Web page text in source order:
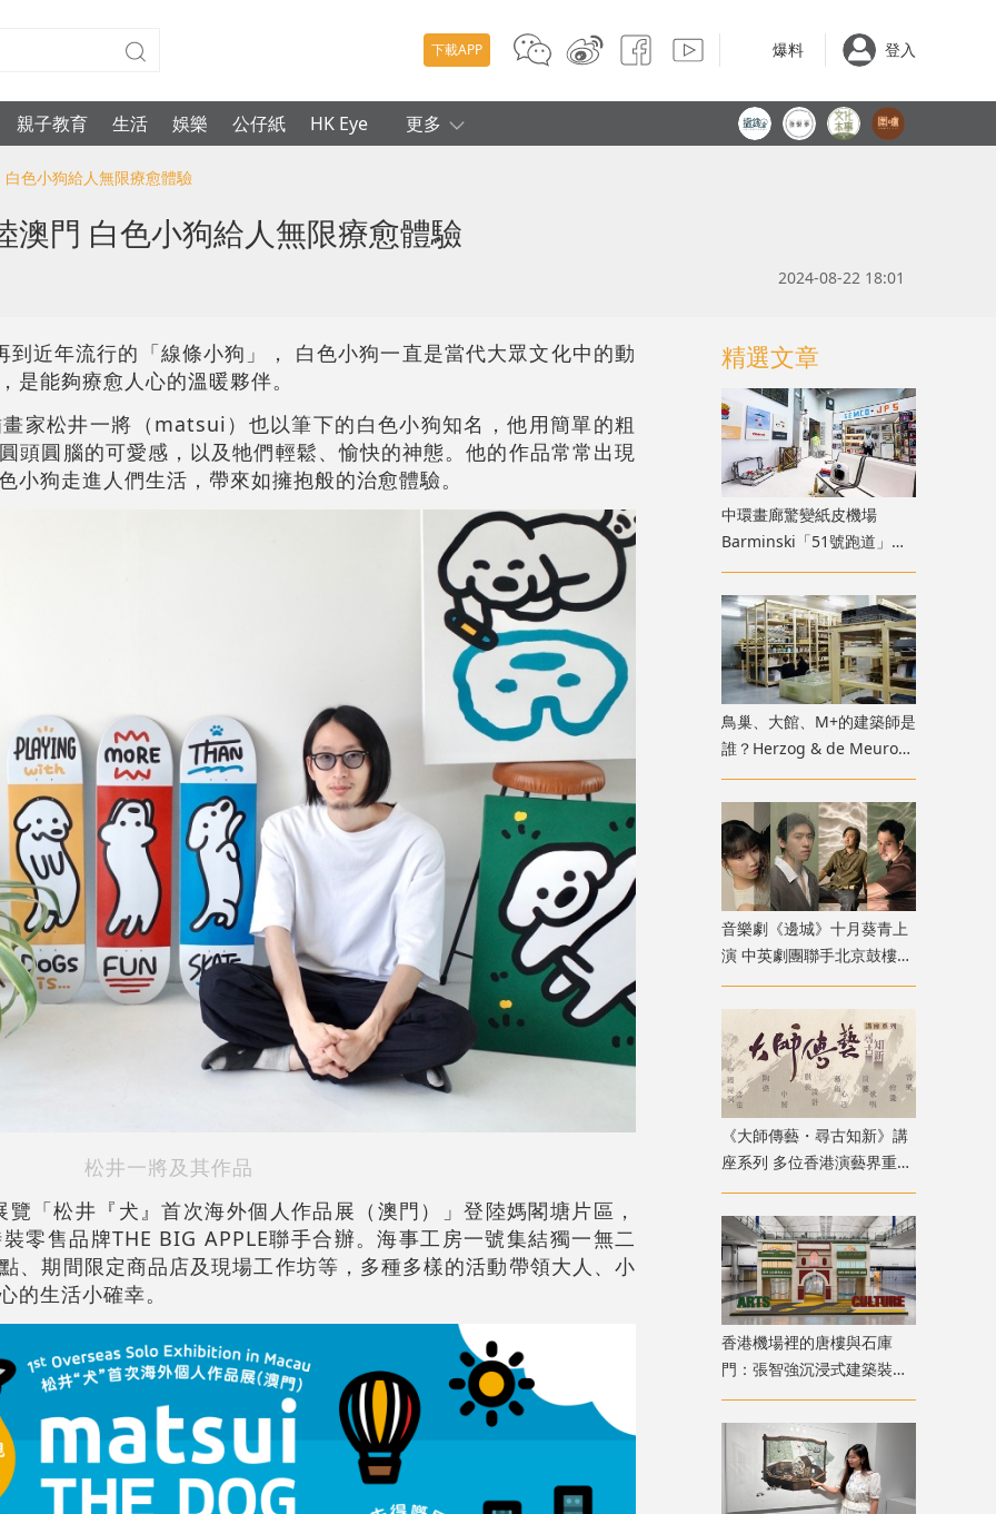
下載APP 爆料 登入
親子教育 生活 娛樂 公仔紙 HK Eye 更多
色小狗給人無限療愈體驗
門 白色小狗給人無限療愈體驗
2024-08-22 18:01
近年流行的「線條小狗」， 白色小狗一直是當代大眾文化中的動
是能夠療愈人心的溫暖夥伴。
家松井一將（matsui）也以筆下的白色小狗知名，他用簡單的粗
頭圓腦的可愛感，以及牠們輕鬆、愉快的神態。他的作品常常出現
小狗走進人們生活，帶來如擁抱般的治愈體驗。
松井一將及其作品
「松井『犬』首次海外個人作品展（澳門）」登陸媽閣塘片區，
零售品牌THE BIG APPLE聯手合辦。海事工房一號集結獨一無二
、期間限定商品店及現場工作坊等，多種多樣的活動帶領大人、小
的生活小確幸。
精選文章
中環畫廊驚變紙皮機場
Barminski「51號跑道」用
紙箱建造星際航廈
鳥巢、大館、M+的建築師是
誰？Herzog & de Meuron
展覽9月M+揭開創作過程
音樂劇《邊城》十月葵青上
演 中英劇團聯手北京鼓樓西
戲劇 演繹湘西純美與遺憾
《大師傳藝・尋古知新》講
座系列 多位香港演藝界重量
級嘉賓登場
香港機場裡的唐樓與石庫
門：張智強沉浸式建築裝置
重構港滬記憶